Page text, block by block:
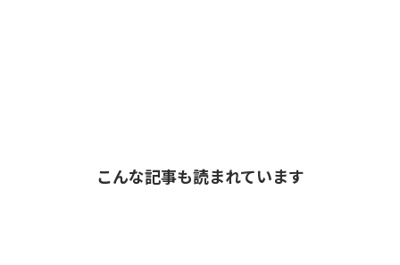
こんな記事も読まれています